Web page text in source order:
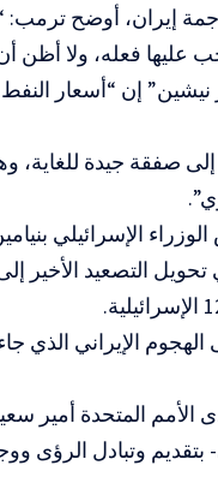
إيران، أوضح
عليها فعله، ولا
إن “أسعار النفط
إلى صفقة جيدة
الإسرائيلي
الهجوم الإيراني الذي
الأمم المتحدة أمیر
بتقديم وتبادل الرؤى